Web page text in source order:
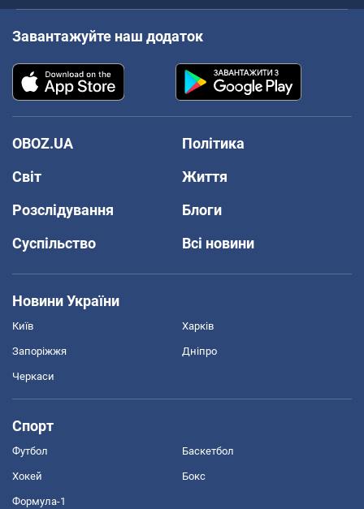
Завантажуйте наш додаток
OBOZ.UA
Політика
Світ
Життя
Розслідування
Блоги
Суспільство
Всі новини
Новини України
Київ Харків
Запоріжжя Дніпро
Черкаси
Спорт
Футбол Баскетбол
Хокей Бокс
Формула-1